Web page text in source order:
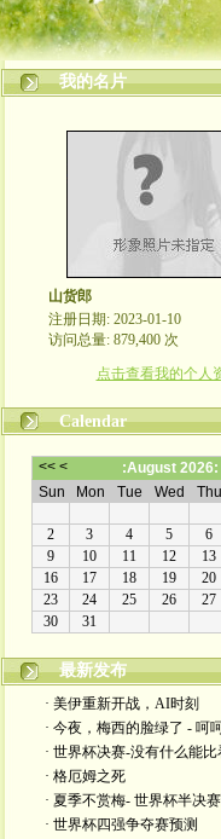
我的名片
山货郎
注册日期: 2023-01-10
访问总量: 879,400 次
点击查看我的个人
Calendar
最新发布
· 美伊重新开战，AI时刻
· 今夜，梅西的脸绿了 - 呵
· 世界杯决赛-没有什么能
· 格厄姆之死
· 夏季不赏梅- 世界杯半决
· 世界杯四强争夺赛预测